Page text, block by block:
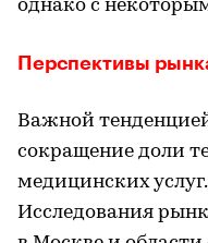
однако с
Перспективы
Важной
сокращение доли
медицинских
Исследования